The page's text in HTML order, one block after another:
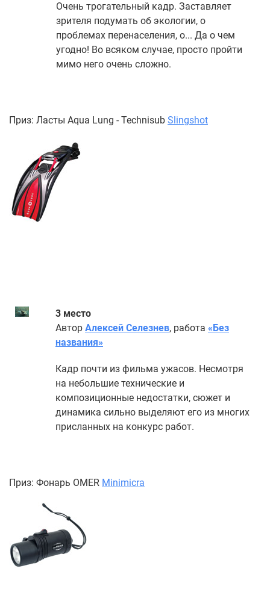
Очень трогательный кадр. Заставляет
зрителя подумать об экологии, о
проблемах перенаселения, о... Да о чем
угодно! Во всяком случае, просто пройти
мимо него очень сложно.
Приз: Ласты Aqua Lung - Technisub Slingshot
3 место
Автор Алексей Селезнев, работа «Без
названия»
Кадр почти из фильма ужасов. Несмотря
на небольшие технические и
композиционные недостатки, сюжет и
динамика сильно выделяют его из многих
присланных на конкурс работ.
Приз: Фонарь ОМЕR Minimicra